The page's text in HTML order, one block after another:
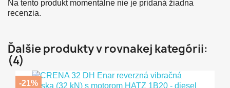
Na tento produkt momentálne nie je pridaná žiadna
recenzia.
Ďalšie produkty v rovnakej kategórii:
(4)
-21%